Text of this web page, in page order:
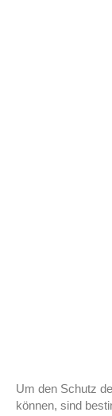
Um den Schutz
können, sind